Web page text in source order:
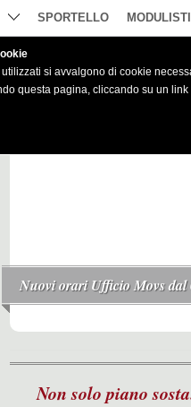
si avvalgono di cookie
questa pagina, cliccando su un
SPORTELLO
Nuovi orari Ufficio Movs dal
Non solo piano